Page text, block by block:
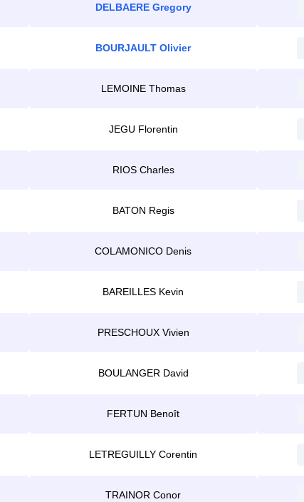
DELBAERE Gregory
BOURJAULT Olivier
LEMOINE Thomas
JEGU Florentin
RIOS Charles
BATON Regis
COLAMONICO Denis
BAREILLES Kevin
PRESCHOUX Vivien
BOULANGER David
FERTUN Benoît
LETREGUILLY Corentin
TRAINOR Conor